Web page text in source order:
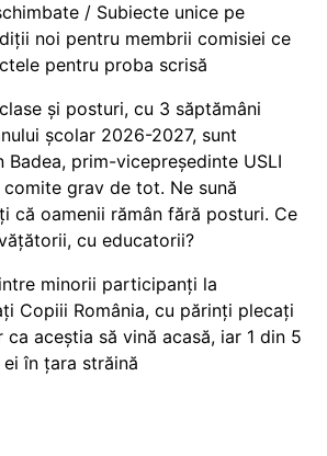
/ Subiecte unice pe
noi pentru membrii comisiei ce
pentru proba scrisă
și posturi, cu 3 săptămâni
școlar 2026-2027, sunt
Badea, prim-vicepreședinte USLI
grav de tot. Ne sună
că oamenii rămân fără posturi. Ce
cu educatorii?
minorii participanți la
Copiii România, cu părinți plecați
aceștia să vină acasă, iar 1 din 5
în țara străină